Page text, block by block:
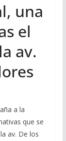
una
el
av.
a la
que se
av. De los